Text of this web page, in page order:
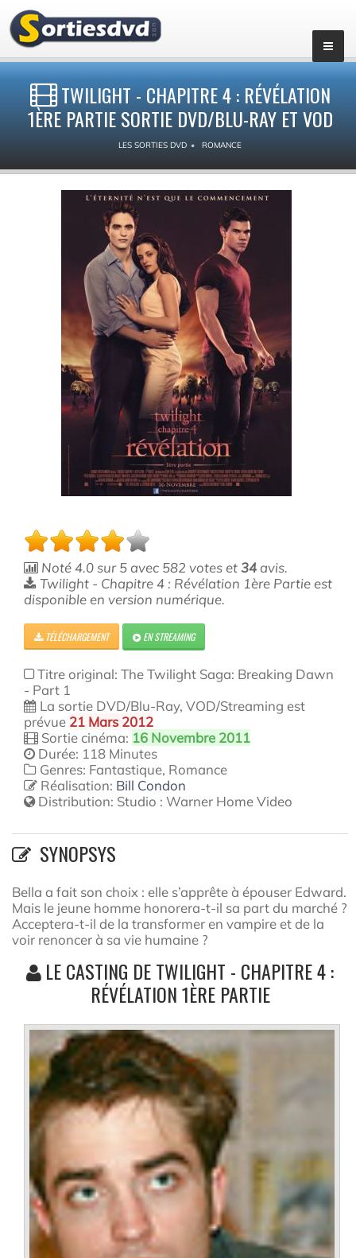
TWILIGHT - CHAPITRE 4 : RÉVÉLATION
1ÈRE PARTIE SORTIE DVD/BLU-RAY ET VOD
LES SORTIES DVD ROMANCE
Noté4.0sur5 avec 582 votes et34 avis.
Twilight - Chapitre 4 : Révélation 1ère Partie est
disponible en version numérique.
TÉLÉCHARGEMENT EN STREAMING
Titre original: The Twilight Saga: Breaking Dawn
- Part 1
La sortie DVD/Blu-Ray, VOD/Streaming est
prévue 21 Mars 2012
Sortie cinéma: 16 Novembre 2011
Durée: 118 Minutes
Genres: Fantastique, Romance
Réalisation: Bill Condon
Distribution: Studio : Warner Home Video
SYNOPSYS
Bella a fait son choix : elle s’apprête à épouser Edward.
Mais le jeune homme honorera-t-il sa part du marché ?
Acceptera-t-il de la transformer en vampire et de la
voir renoncer à sa vie humaine ?
LE CASTING DE TWILIGHT - CHAPITRE 4 :
RÉVÉLATION 1ÈRE PARTIE